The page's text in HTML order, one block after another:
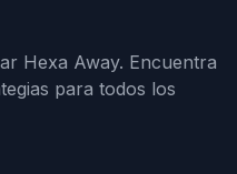
Hexa Away. Encuentra
para todos los